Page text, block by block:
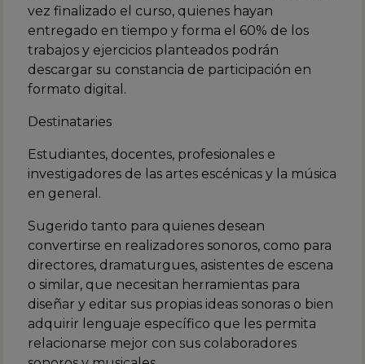
vez finalizado el curso, quienes hayan
entregado en tiempo y forma el 60% de los
trabajos y ejercicios planteados podrán
descargar su constancia de participación en
formato digital.
Destinataries
Estudiantes, docentes, profesionales e
investigadores de las artes escénicas y la música
en general.
Sugerido tanto para quienes desean
convertirse en realizadores sonoros, como para
directores, dramaturgues, asistentes de escena
o similar, que necesitan herramientas para
diseñar y editar sus propias ideas sonoras o bien
adquirir lenguaje específico que les permita
relacionarse mejor con sus colaboradores